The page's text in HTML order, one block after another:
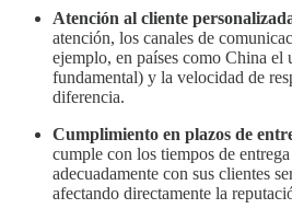
Atención al cliente
atención, los canales de
ejemplo, en países como China el
fundamental) y la velocidad de
diferencia.
Cumplimiento en plazos de
cumple con los tiempos de
adecuadamente con sus clientes
afectando directamente la